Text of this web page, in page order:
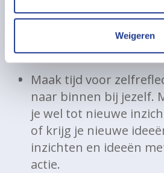
Weigeren
op wat wel mogelijk is
je in een negatieve
terecht komt.
Maak tijd voor
naar binnen bij jezelf.
je wel tot nieuwe
of krijg je nieuwe
inzichten en ideeën
actie.